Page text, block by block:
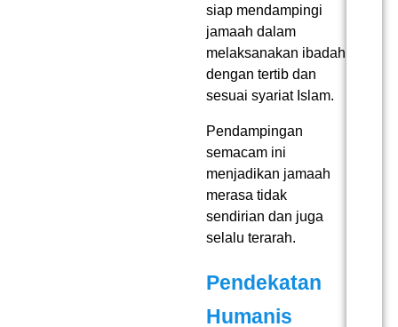
siap mendampingi
jamaah dalam
melaksanakan ibadah
dengan tertib dan
sesuai syariat Islam.
Pendampingan
semacam ini
menjadikan jamaah
merasa tidak
sendirian dan juga
selalu terarah.
Pendekatan
Humanis